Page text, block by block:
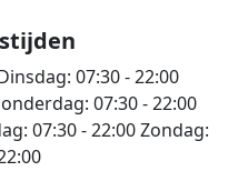
07:30 - 22:00
07:30 - 22:00
07:30 - 22:00Zondag: